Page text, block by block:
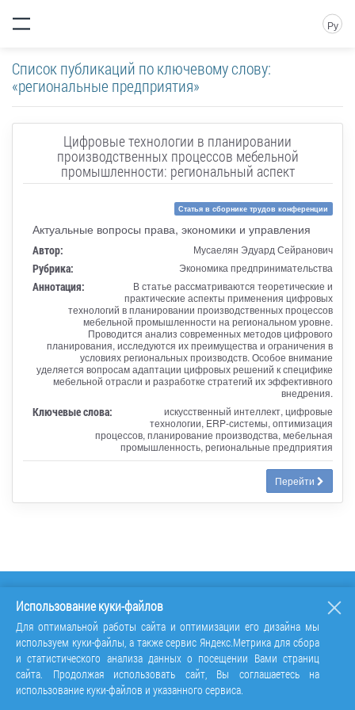
Ру
Список публикаций по ключевому слову:
«региональные предприятия»
Цифровые технологии в планировании
производственных процессов мебельной
промышленности: региональный аспект
Статья в сборнике трудов конференции
Актуальные вопросы права, экономики и управления
Автор: Мусаелян Эдуард Сейранович
Рубрика: Экономика предпринимательства
Аннотация:
В статье рассматриваются теоретические и
практические аспекты применения цифровых
технологий в планировании производственных процессов
мебельной промышленности на региональном уровне.
Проводится анализ современных методов цифрового
планирования, исследуются их преимущества и ограничения в
условиях региональных производств. Особое внимание
уделяется вопросам адаптации цифровых решений к специфике
мебельной отрасли и разработке стратегий их эффективного
внедрения.
Ключевые слова:
искусственный интеллект, цифровые
технологии, ERP-системы, оптимизация
процессов, планирование производства, мебельная
промышленность, региональные предприятия
Перейти
Использование куки-файлов
Для оптимальной работы сайта и оптимизации его дизайна мы
используем куки-файлы, а также сервис Яндекс.Метрика для сбора
и статистического анализа данных о посещении Вами страниц
сайта. Продолжая использовать сайт, Вы соглашаетесь на
использование куки-файлов и указанного сервиса.